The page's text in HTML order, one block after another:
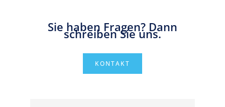
Sie haben Fragen? Dann
schreiben Sie uns.
KONTAKT